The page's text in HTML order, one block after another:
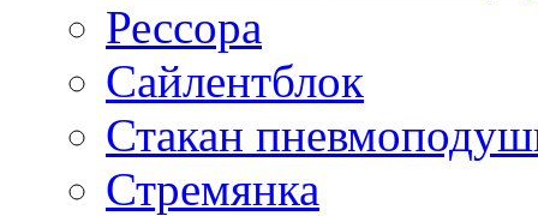
Рессора
Сайлентблок
Стакан
Стремянка